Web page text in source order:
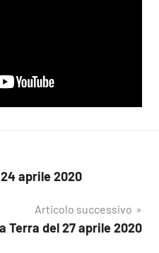
aprile 2020
Articolo successivo
Terra del 27 aprile 2020